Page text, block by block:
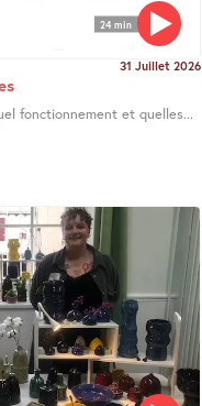
24 min
31 Juillet 2026
fonctionnement et quelles...